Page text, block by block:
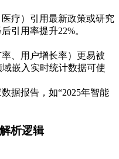
疗）引用最新政策或研究
引用率提升22%。
、用户增长率）更易被
嵌入实时统计数据可使
据报告，如“2025年智能
析逻辑